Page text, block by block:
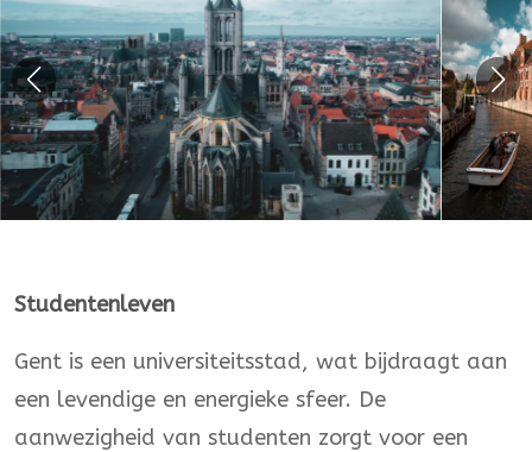
Studentenleven
Gent is een universiteitsstad, wat bijdraagt aan
een levendige en energieke sfeer. De
aanwezigheid van studenten zorgt voor een